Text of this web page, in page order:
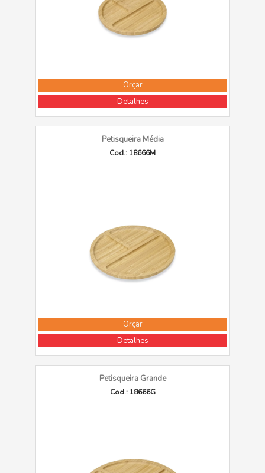
Orçar
Detalhes
Petisqueira Média
Cod.: 18666M
Orçar
Detalhes
Petisqueira Grande
Cod.: 18666G